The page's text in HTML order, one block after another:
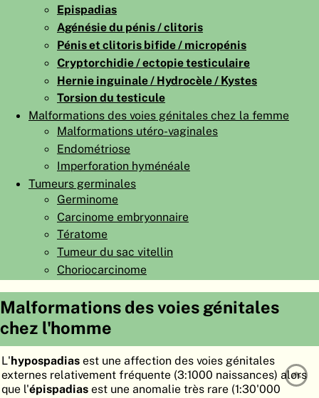
EMBRYOGÉNÈSE
ORGANOGÉNÈSE
ATLAS
RECHERCHER
Epispadias
Agénésie du pénis / clitoris
Pénis et clitoris bifide / micropénis
Cryptorchidie / ectopie testiculaire
Hernie inguinale / Hydrocèle / Kystes
Torsion du testicule
Malformations des voies génitales chez la femme
Malformations utéro-vaginales
Endométriose
Imperforation hyménéale
Tumeurs germinales
Germinome
Carcinome embryonnaire
Tératome
Tumeur du sac vitellin
Choriocarcinome
Malformations des voies génitales
chez l'homme
L'hypospadias est une affection des voies génitales
externes relativement fréquente (3:1000 naissances) alors
que l'épispadias est une anomalie très rare (1:30'000